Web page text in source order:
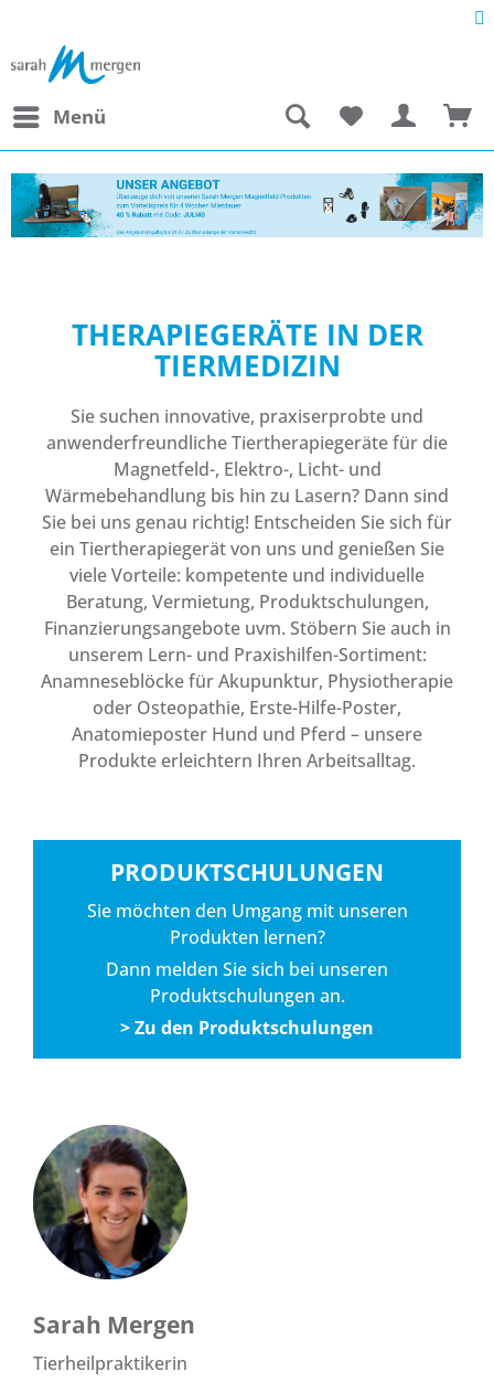
Menü
THERAPIEGERÄTE IN DER
TIERMEDIZIN
Sie suchen innovative, praxiserprobte und
anwenderfreundliche Tiertherapiegeräte für die
Magnetfeld-, Elektro-, Licht- und
Wärmebehandlung bis hin zu Lasern? Dann sind
Sie bei uns genau richtig! Entscheiden Sie sich für
ein Tiertherapiegerät von uns und genießen Sie
viele Vorteile: kompetente und individuelle
Beratung, Vermietung, Produktschulungen,
Finanzierungsangebote uvm. Stöbern Sie auch in
unserem Lern- und Praxishilfen-Sortiment:
Anamneseblöcke für Akupunktur, Physiotherapie
oder Osteopathie, Erste-Hilfe-Poster,
Anatomieposter Hund und Pferd – unsere
Produkte erleichtern Ihren Arbeitsalltag.
PRODUKTSCHULUNGEN
Sie möchten den Umgang mit unseren
Produkten lernen?
Dann melden Sie sich bei unseren
Produktschulungen an.
> Zu den Produktschulungen
Sarah Mergen
Tierheilpraktikerin